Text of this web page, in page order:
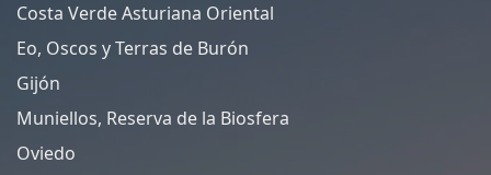
Costa Verde Asturiana Oriental
Eo, Oscos y Terras de Burón
Gijón
Muniellos, Reserva de la Biosfera
Oviedo